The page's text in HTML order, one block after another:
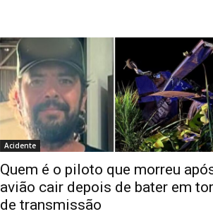
Acidente
Quem é o piloto que morreu
avião cair depois de bater em
de transmissão